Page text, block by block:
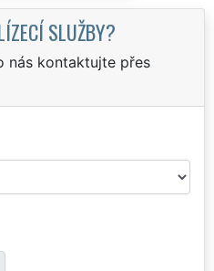
SLUŽBY?
nás kontaktujte přes